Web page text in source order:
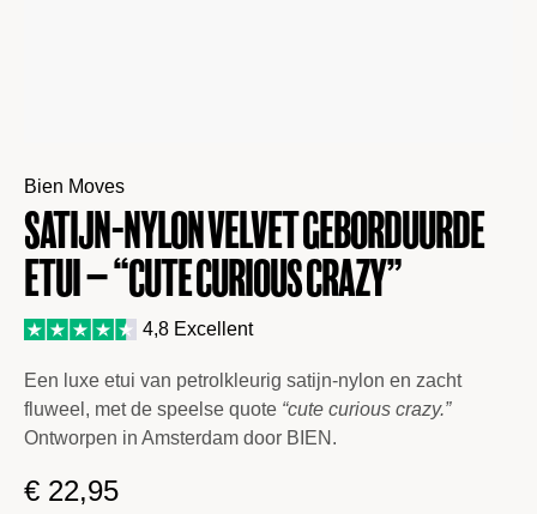
Bien Moves
Satijn-Nylon Velvet geborduurde
Etui – “Cute Curious Crazy”
4,8 Excellent
Een luxe etui van petrolkleurig satijn-nylon en zacht
fluweel, met de speelse quote “cute curious crazy.”
Ontworpen in Amsterdam door BIEN.
€ 22,95